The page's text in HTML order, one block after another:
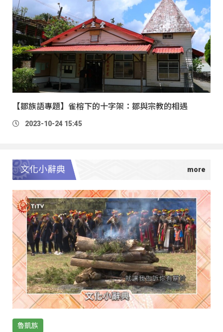
【鄒族語專題】雀榕下的十字架：鄒與宗教的相遇
2023-10-24 15:45
文化小辭典
魯凱族